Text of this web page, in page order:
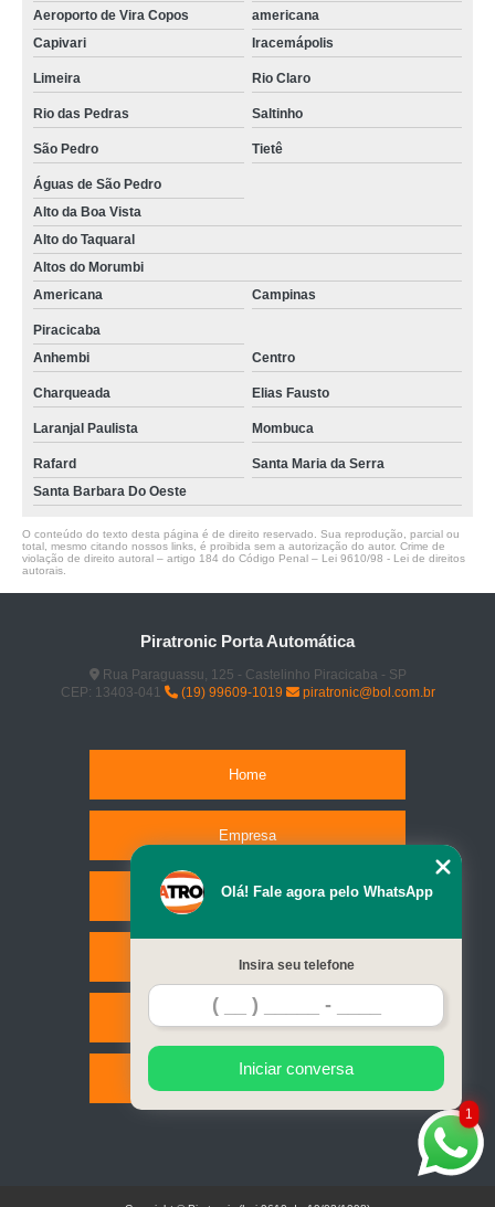
Aeroporto de Vira Copos
americana
Capivari
Iracemápolis
Limeira Rio Claro
Rio das Pedras Saltinho
São Pedro Tietê
Águas de São Pedro
Alto da Boa Vista
Alto do Taquaral
Altos do Morumbi
Americana
Campinas
Piracicaba
Anhembi
Centro
Charqueada Elias Fausto
Laranjal Paulista Mombuca
Rafard
Santa Maria da Serra
Santa Barbara Do Oeste
O conteúdo do texto desta página é de direito reservado. Sua reprodução, parcial ou
total, mesmo citando nossos links, é proibida sem a autorização do autor. Crime de
violação de direito autoral – artigo 184 do Código Penal – Lei 9610/98 - Lei de direitos
autorais
Piratronic Porta Automática
Rua Paraguassu, 125 - Castelinho Piracicaba - SP
CEP: 13403-041
(19) 99609-1019 piratronic@bol.com.br
Home
Empresa
Missão
Serviços
Contato
Mapa do site
1
Olá! Fale agora pelo WhatsApp
Insira seu telefone
Iniciar conversa